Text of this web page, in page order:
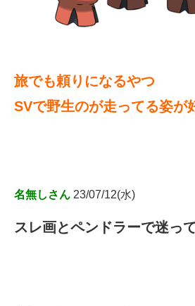
旅でも頼りになるやつ
SVで野生のが走ってる姿が
名無しさん 23/07/12(水)
スレ画とペンドラーで迷っ